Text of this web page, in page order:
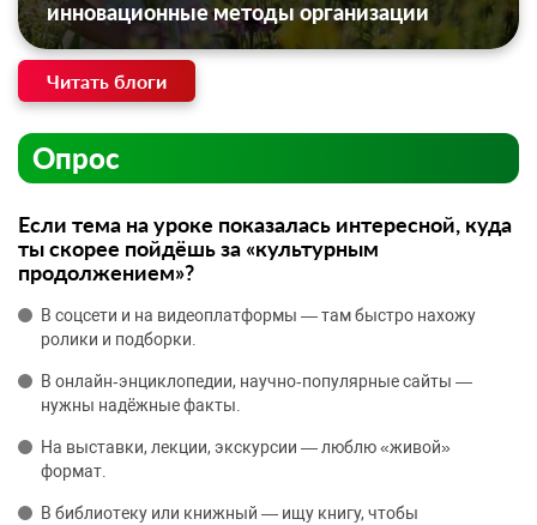
инновационные методы организации
Читать блоги
Опрос
Если тема на уроке показалась интересной, куда
ты скорее пойдёшь за «культурным
продолжением»?
В соцсети и на видеоплатформы — там быстро нахожу
ролики и подборки.
В онлайн‑энциклопедии, научно‑популярные сайты —
нужны надёжные факты.
На выставки, лекции, экскурсии — люблю «живой»
формат.
В библиотеку или книжный — ищу книгу, чтобы